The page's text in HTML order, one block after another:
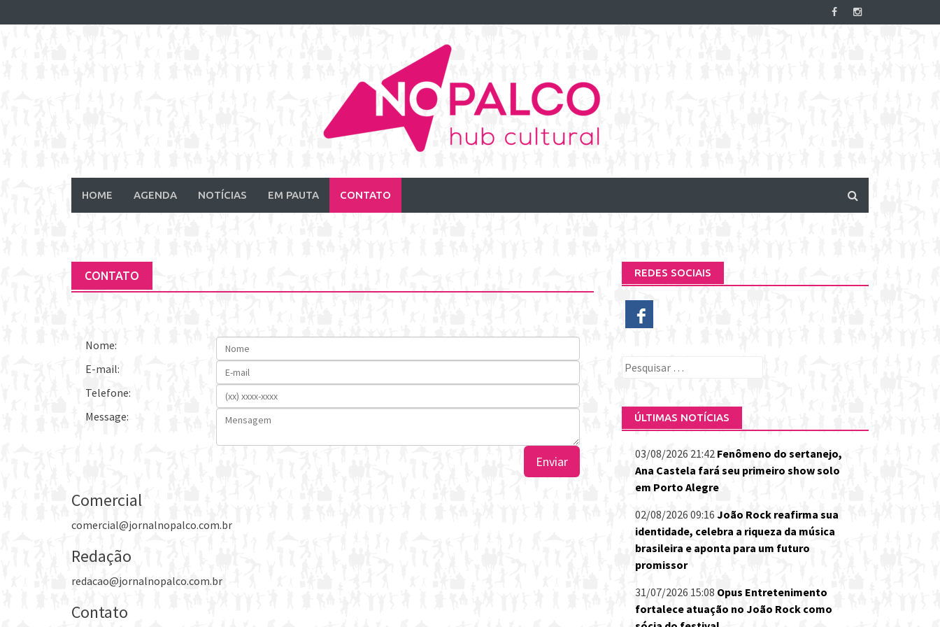
to
HOME AGENDA NOTÍCIAS EM PAUTA CONTATO
CONTATO
Nome:
E-mail:
Telefone:
Message:
Enviar
Comercial
comercial@jornalnopalco.com.br
Redação
redacao@jornalnopalco.com.br
Contato
REDES SOCIAIS
Pesquisar
ÚLTIMAS NOTÍCIAS
03/08/2026 21:42 Fenômeno do sertanejo,
Ana Castela fará seu primeiro show solo
em Porto Alegre
02/08/2026 09:16 João Rock reafirma sua
identidade, celebra a riqueza da música
brasileira e aponta para um futuro
promissor
31/07/2026 15:08 Opus Entretenimento
fortalece atuação no João Rock como